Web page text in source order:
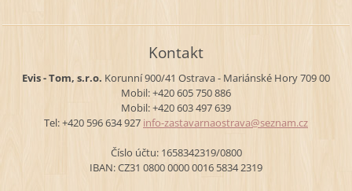
Kontakt
Evis - Tom, s.r.o. Korunní 900/41 Ostrava - Mariánské Hory709 00
Mobil: +420 605 750 886
Mobil: +420 603 497 639
Tel: +420 596 634 927 info-zastavarnaostrava@seznam.cz
Číslo účtu: 1658342319/0800
IBAN: CZ31 0800 0000 0016 5834 2319